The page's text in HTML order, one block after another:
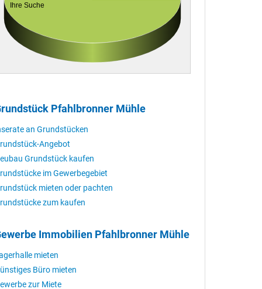
Ihre Suche
Pfahlbronner Mühle
an Grundstücken
Angebot
Grundstück kaufen
im Gewerbegebiet
mieten oder pachten
zum kaufen
Immobilien Pfahlbronner Mühle
mieten
Büro mieten
zur Miete